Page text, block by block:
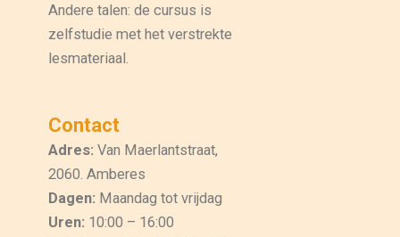
Andere talen: de cursus is
zelfstudie met het verstrekte
lesmateriaal.
Contact
Adres: Van Maerlantstraat,
2060. Amberes
Dagen: Maandag tot vrijdag
Uren: 10:00 – 16:00